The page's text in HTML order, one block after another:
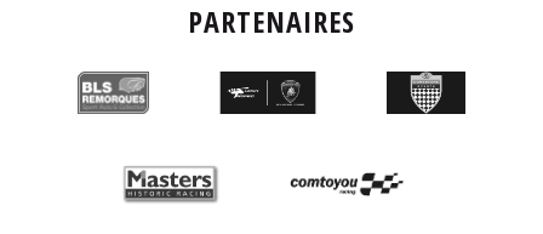
PARTENAIRES